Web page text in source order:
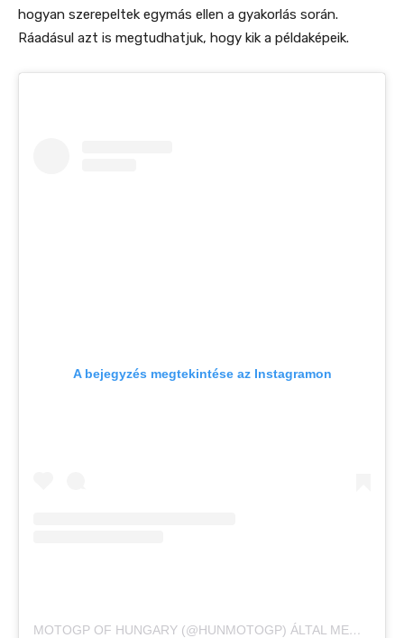
hogyan szerepeltek egymás ellen a gyakorlás során.
Ráadásul azt is megtudhatjuk, hogy kik a példaképeik.
A bejegyzés megtekintése az Instagramon
MOTOGP OF HUNGARY (@HUNMOTOGP) ÁLTAL MEGOSZTOTT BEJEGYZÉS